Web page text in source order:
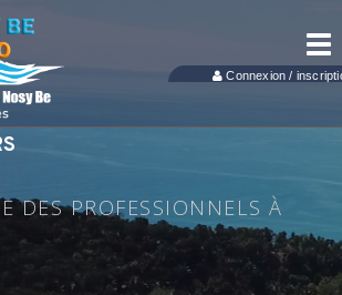
Connexion /
DES PROFESSIONNELS À